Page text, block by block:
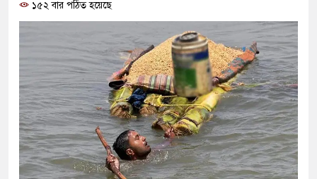
মিরপুর মডেল থানার
মাদক কারবারি গ্রেফতার
২৮ লাখ টাকার জাল নোটসহ
থানা পুলিশ
যেকোনো সময় বেনজীরের
১৫২ বার পঠিত হয়েছে